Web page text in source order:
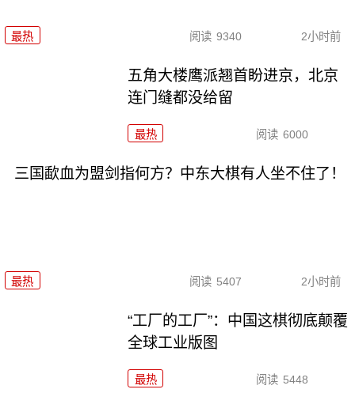
最热 阅读 9340 2小时前
五角大楼鹰派翘首盼进京，北京
连门缝都没给留
最热 阅读 6000
三国歃血为盟剑指何方？中东大棋有人坐不住了！
最热 阅读 5407 2小时前
“工厂的工厂”：中国这棋彻底颠覆
全球工业版图
最热 阅读 5448